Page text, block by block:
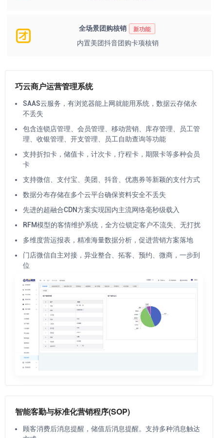
全场景团购核销 新功能
内置美团抖音团购卡项核销
巧云商户运营管理系统
SAAS云服务，有浏览器能上网就能用系统，数据云存储永
不丢失
包含连锁店管理、会员管理、移动营销、库存管理、员工管
理、收银管理、开支管理、员工自助查询等功能
支持折扣卡，储值卡，计次卡，疗程卡，期限卡等多种会员
卡
支持微信、支付宝、美团、抖音、优惠券等新颖的支付方式
数据分布存储在多个云平台确保资料安全不丢失
先进的超融合CDN方案实现国内主流网络毫秒级载入
RFM模型的客情维护系统，全方位锁定客户不流失、无打扰
多维度营运报表，精准海量数据分析，促进营销方案落地
门店微信自主对接，异业整合、拓客、预约、微商，一步到
位
智能客勤与标准化营销程序(SOP)
顾客消费后消息提醒，储值后消息提醒。支持多种消息触达